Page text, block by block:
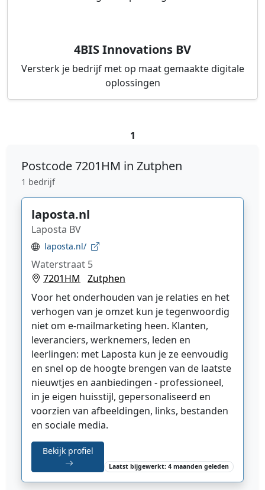
4BIS Innovations BV
Versterk je bedrijf met op maat gemaakte digitale
oplossingen
1
Postcode7201HM in Zutphen
1 bedrijf
laposta.nl
Laposta BV
laposta.nl/
Waterstraat 5
7201HM
Zutphen
Voor het onderhouden van je relaties en het
verhogen van je omzet kun je tegenwoordig
niet om e-mailmarketing heen. Klanten,
leveranciers, werknemers, leden en
leerlingen: met Laposta kun je ze eenvoudig
en snel op de hoogte brengen van de laatste
nieuwtjes en aanbiedingen - professioneel,
in je eigen huisstijl, gepersonaliseerd en
voorzien van afbeeldingen, links, bestanden
en sociale media.
Bekijk profiel
Laatst bijgewerkt: 4 maanden geleden